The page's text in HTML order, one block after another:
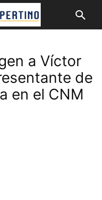
a Víctor
de
en el CNM